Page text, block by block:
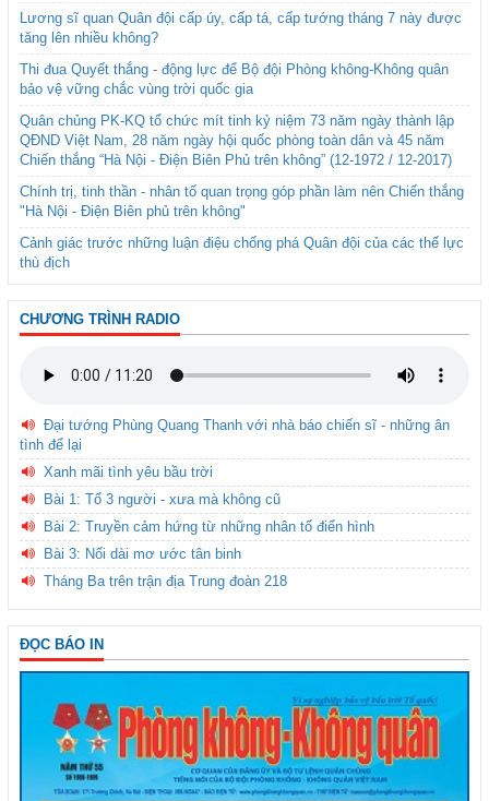
Lương sĩ quan Quân đội cấp úy, cấp tá, cấp tướng tháng 7 này được
tăng lên nhiều không?
Thi đua Quyết thắng - động lực để Bộ đội Phòng không-Không quân
bảo vệ vững chắc vùng trời quốc gia
Quân chủng PK-KQ tổ chức mít tinh kỷ niệm 73 năm ngày thành lập
QĐND Việt Nam, 28 năm ngày hội quốc phòng toàn dân và 45 năm
Chiến thắng “Hà Nội - Điện Biên Phủ trên không” (12-1972 / 12-2017)
Chính trị, tinh thần - nhân tố quan trọng góp phần làm nên Chiến thắng
"Hà Nội - Điện Biên phủ trên không"
Cảnh giác trước những luận điệu chống phá Quân đội của các thế lực
thù địch
CHƯƠNG TRÌNH RADIO
Đại tướng Phùng Quang Thanh với nhà báo chiến sĩ - những ân
tình để lại
Xanh mãi tình yêu bầu trời
Bài 1: Tổ 3 người - xưa mà không cũ
Bài 2: Truyền cảm hứng từ những nhân tố điển hình
Bài 3: Nối dài mơ ước tân binh
Tháng Ba trên trận địa Trung đoàn 218
ĐỌC BÁO IN